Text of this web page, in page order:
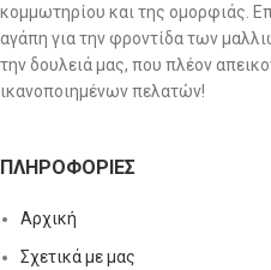
κομμωτηρίου και της ομορφιάς.
αγάπη για την φροντίδα των
την δουλειά μας, που πλέον
ικανοποιημένων πελατών!
ΠΛΗΡΟΦΟΡΊΕΣ
Αρχική
Σχετικά με μας